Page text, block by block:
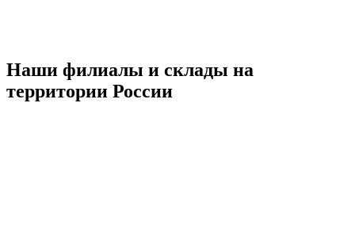
Наши филиалы и склады на
территории России